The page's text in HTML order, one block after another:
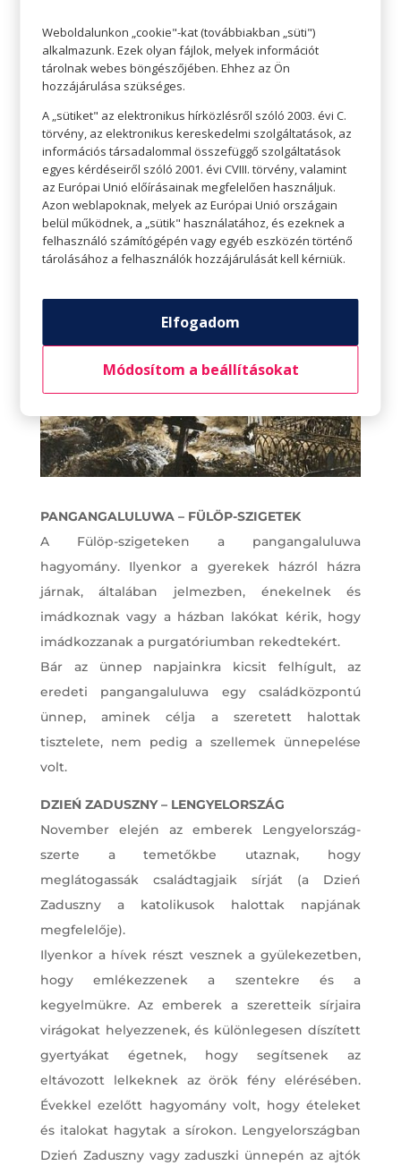
közel 4000 jelmezes Halloween-rajongó gyűlik
össze a világ minden tájáról a Tokió
melletti Kawasakiban a Kawasaki Halloween
Felvonulásra, ami a legnagyobb ilyen jellegű
felvonulás Japánban. Egyéniben vagy csapatban
lehet jelmezesen beöltözni. Zombiparádé,
félelmetes programok, szellemek, démonok,
boszorkányok sokasága bulizik együtt itt.
PANGANGALULUWA – FÜLÖP-SZIGETEK
A Fülöp-szigeteken a pangangaluluwa
hagyomány. Ilyenkor a gyerekek házról házra
járnak, általában jelmezben, énekelnek és
imádkoznak vagy a házban lakókat kérik, hogy
imádkozzanak a purgatóriumban rekedtekért.
Bár az ünnep napjainkra kicsit felhígult, az
eredeti pangangaluluwa egy családközpontú
ünnep, aminek célja a szeretett halottak
tisztelete, nem pedig a szellemek ünnepelése
volt.
DZIEŃ ZADUSZNY – LENGYELORSZÁG
November elején az emberek Lengyelország-
szerte a temetőkbe utaznak, hogy
meglátogassák családtagjaik sírját (a Dzień
Zaduszny a katolikusok halottak napjának
megfelelője).
Ilyenkor a hívek részt vesznek a gyülekezetben,
hogy emlékezzenek a szentekre és a
kegyelmükre. Az emberek a szeretteik sírjaira
virágokat helyezzenek, és különlegesen díszített
gyertyákat égetnek, hogy segítsenek az
eltávozott lelkeknek az örök fény elérésében.
Évekkel ezelőtt hagyomány volt, hogy ételeket
és italokat hagytak a sírokon. Lengyelországban
Dzień Zaduszny vagy zaduszki ünnepén az ajtók
Weboldalunkon „cookie"-kat (továbbiakban „süti")
alkalmazunk. Ezek olyan fájlok, melyek információt
tárolnak webes böngészőjében. Ehhez az Ön
hozzájárulása szükséges.
A „sütiket" az elektronikus hírközlésről szóló 2003. évi C.
törvény, az elektronikus kereskedelmi szolgáltatások, az
információs társadalommal összefüggő szolgáltatások
egyes kérdéseiről szóló 2001. évi CVIII. törvény, valamint
az Európai Unió előírásainak megfelelően használjuk.
Azon weblapoknak, melyek az Európai Unió országain
belül működnek, a „sütik" használatához, és ezeknek a
felhasználó számítógépén vagy egyéb eszközén történő
tárolásához a felhasználók hozzájárulását kell kérniük.
Elfogadom
Módosítom a beállításokat